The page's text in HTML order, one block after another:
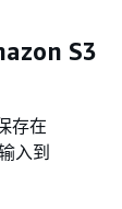
S3
存在
入到